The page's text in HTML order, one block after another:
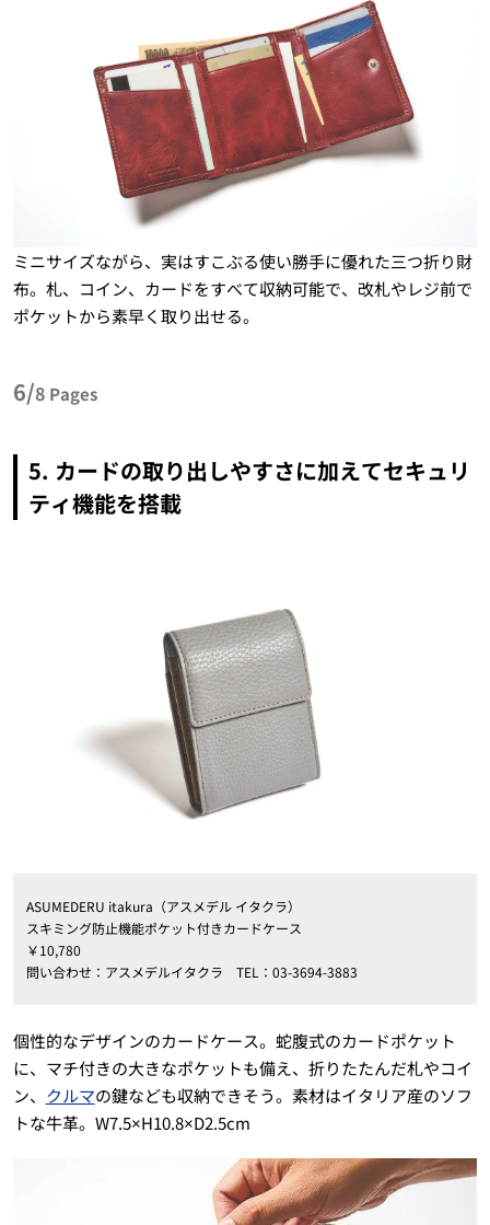
ミニサイズながら、実はすこぶる使い勝手に優れた三つ折り財
布。札、コイン、カードをすべて収納可能で、改札やレジ前で
ポケットから素早く取り出せる。
6/8 Pages
5. カードの取り出しやすさに加えてセキュリ
ティ機能を搭載
ASUMEDERU itakura（アスメデル イタクラ）
スキミング防止機能ポケット付きカードケース
￥10,780
問い合わせ：アスメデルイタクラ TEL：03-3694-3883
個性的なデザインのカードケース。蛇腹式のカードポケット
に、マチ付きの大きなポケットも備え、折りたたんだ札やコイ
ン、 クルマの鍵なども収納できそう。素材はイタリア産のソフ
トな牛革。W7.5×H10.8×D2.5cm